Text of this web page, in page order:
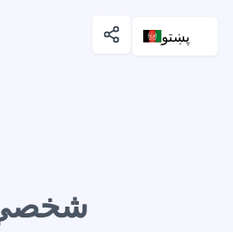
پښتو
شخصي